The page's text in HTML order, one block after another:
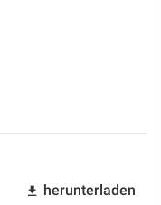
herunterladen